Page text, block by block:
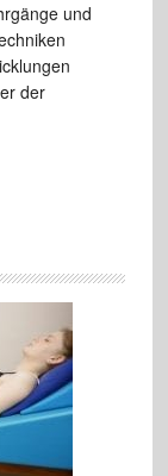
und
der